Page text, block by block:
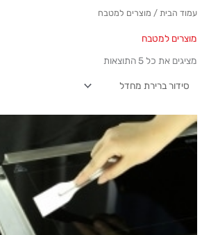
עמוד הבית / מוצרים למטבח
מוצרים למטבח
מציגים את כל ⁦5⁩ התוצאות